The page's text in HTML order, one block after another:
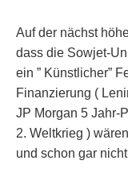
Auf der nächst
dass die Sowjet-
ein ” Künstlicher”
Finanzierung (
JP Morgan 5 Jahr-
2. Weltkrieg )
und schon gar